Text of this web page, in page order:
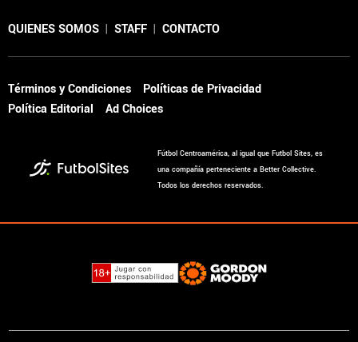
QUIENES SOMOS | STAFF | CONTACTO
Términos y Condiciones
Políticas de Privacidad
Política Editorial
Ad Choices
Fútbol Centroamérica, al igual que Futbol Sites, es
una compañía perteneciente a Better Collective.
Todos los derechos reservados.